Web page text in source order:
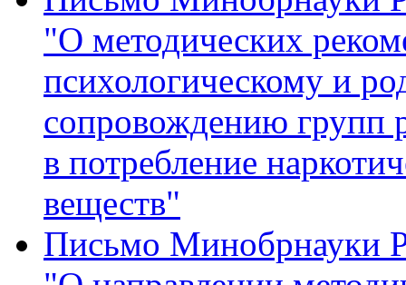
"О методических
психологическому и
сопровождению групп
в потребление
веществ"
Письмо Минобрнауки